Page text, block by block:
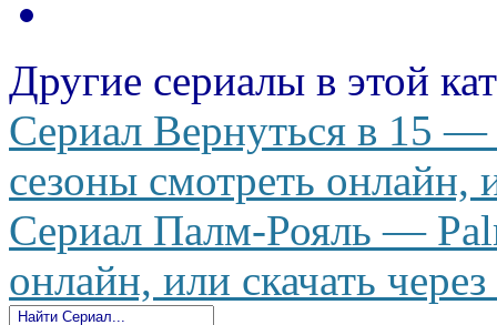
Другие сериалы в этой
Сериал Вернуться в 15
сезоны смотреть онлайн,
Сериал Палм-Рояль —
онлайн, или скачать